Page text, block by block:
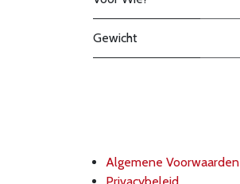
Gewicht
Algemene Voorwaarden
Privacybeleid